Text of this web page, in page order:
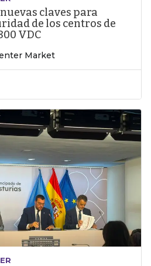
claves para
de los centros de
VDC
Market